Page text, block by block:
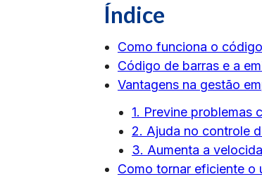
Índice
Como funciona o
Código de barras e a
Vantagens na gestão
1. Previne problemas
2. Ajuda no controle
3. Aumenta a
Como tornar eficiente o